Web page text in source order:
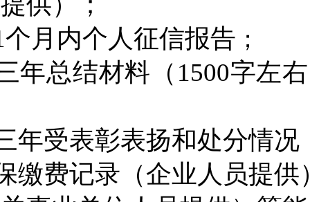
个月内个人征信报告 ；
年总结材料（ 1500字左
年受表彰表扬和处分情况
缴费记录（企业人员提供